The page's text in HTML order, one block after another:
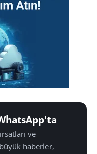
ve
haberler,